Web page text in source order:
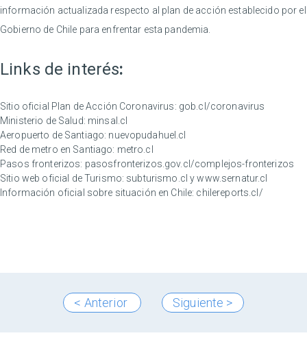
información actualizada respecto al plan de acción establecido por el
Gobierno de Chile para enfrentar esta pandemia.
Links de interés:
Sitio oficial Plan de Acción Coronavirus: gob.cl/coronavirus
Ministerio de Salud: minsal.cl
Aeropuerto de Santiago: nuevopudahuel.cl
Red de metro en Santiago: metro.cl
Pasos fronterizos: pasosfronterizos.gov.cl/complejos-fronterizos
Sitio web oficial de Turismo: subturismo.cl ywww.sernatur.cl
Información oficial sobre situación en Chile: chilereports.cl/
< Anterior Siguiente >